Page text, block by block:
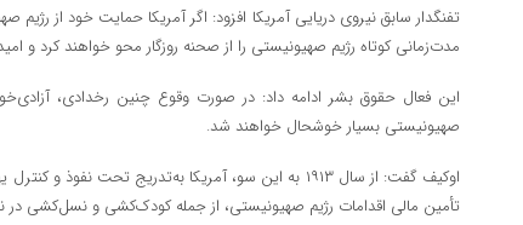
تفنگدار سابق نیروی دریایی آمریکا افزود: اگر آمریکا حمایت خود از
مدت‌زمانی کوتاه رژیم صهیونیستی را از صحنه روزگار محو خواهند کرد و
این فعال حقوق بشر ادامه داد: در صورت وقوع چنین رخدادی،
صهیونیستی بسیار خوشحال خواهند شد.
اوکیف گفت: از سال ۱۹۱۳ به این سو، آمریکا به‌تدریج تحت
تأمین مالی اقدامات رژیم صهیونیستی، از جمله کودک‌کشی و نسل‌کشی در